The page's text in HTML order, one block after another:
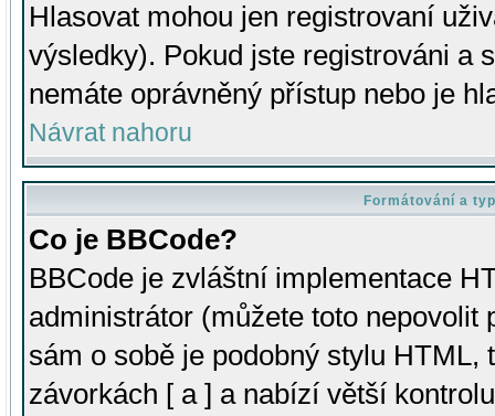
Hlasovat mohou jen registrovaní
výsledky). Pokud jste registrováni a
nemáte oprávněný přístup nebo je
Návrat nahoru
Formátování a
Co je BBCode?
BBCode je zvláštní implementace
administrátor (můžete toto
sám o sobě je podobný stylu HTML,
závorkách [ a ] a nabízí větší